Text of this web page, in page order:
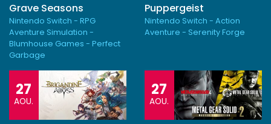
Grave Seasons
Nintendo Switch - RPG
Aventure Simulation -
Blumhouse Games - Perfect
Garbage
Puppergeist
Nintendo Switch - Action
Aventure - Serenity Forge
27
AOU.
27
AOU.